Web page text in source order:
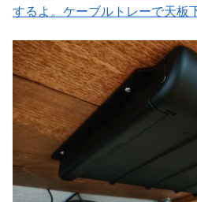
するよ。ケーブルトレーで天板